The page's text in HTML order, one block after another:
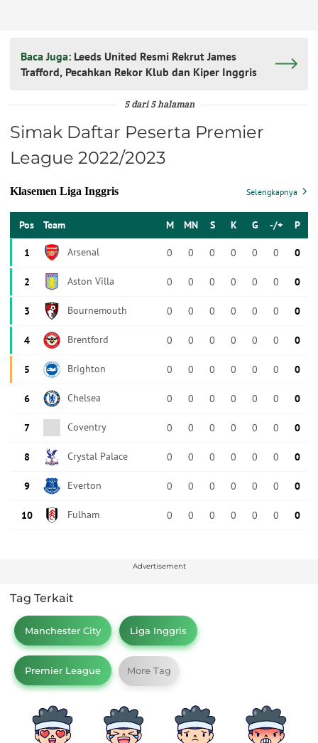
Baca Juga: Leeds United Resmi Rekrut James
Trafford, Pecahkan Rekor Klub dan Kiper Inggris
5 dari 5 halaman
Simak Daftar Peserta Premier
League 2022/2023
Advertisement
Tag Terkait
Manchester City Liga Inggris
Premier League More Tag